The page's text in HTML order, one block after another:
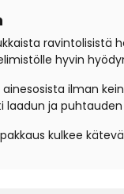
ravintolisistä
hyvin
ilman
ja
kulkee